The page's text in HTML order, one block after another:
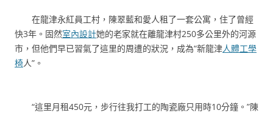
在龍津永紅員工村，陳翠藍和愛人租了一套公寓，住了曾經
快3年。固然室內設計她的老家就在離龍津村250多公里外的河源
市，但他們早已習氣了這里的周遭的狀況，成為“新龍津人體工學
椅人”。
“這里月租450元，步行往我打工的陶瓷廠只用時10分鐘。”陳